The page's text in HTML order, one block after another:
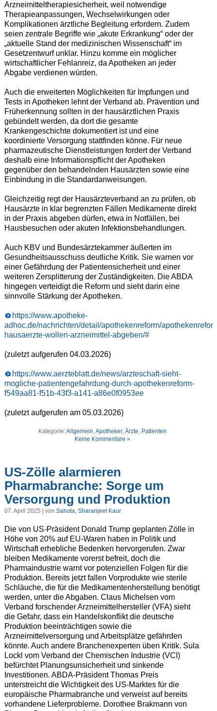
Arzneimitteltherapiesicherheit, weil notwendige
Therapieanpassungen, Wechselwirkungen oder
Komplikationen ärztliche Begleitung erfordern. Zudem
seien zentrale Begriffe wie „akute Erkrankung“ oder der
„aktuelle Stand der medizinischen Wissenschaft“ im
Gesetzentwurf unklar. Hinzu komme ein möglicher
wirtschaftlicher Fehlanreiz, da Apotheken an jeder
Abgabe verdienen würden.
Auch die erweiterten Möglichkeiten für Impfungen und
Tests in Apotheken lehnt der Verband ab. Prävention und
Früherkennung sollten in der hausärztlichen Praxis
gebündelt werden, da dort die gesamte
Krankengeschichte dokumentiert ist und eine
koordinierte Versorgung stattfinden könne. Für neue
pharmazeutische Dienstleistungen fordert der Verband
deshalb eine Informationspflicht der Apotheken
gegenüber den behandelnden Hausärzten sowie eine
Einbindung in die Standardanweisungen.
Gleichzeitig regt der Hausärzteverband an zu prüfen, ob
Hausärzte in klar begrenzten Fällen Medikamente direkt
in der Praxis abgeben dürfen, etwa in Notfällen, bei
Hausbesuchen oder akuten Infektionsbehandlungen.
Auch KBV und Bundesärztekammer äußerten im
Gesundheitsausschuss deutliche Kritik. Sie warnen vor
einer Gefährdung der Patientensicherheit und einer
weiteren Zersplitterung der Zuständigkeiten. Die ABDA
hingegen verteidigt die Reform und sieht darin eine
sinnvolle Stärkung der Apotheken.
https://www.apotheke-
adhoc.de/nachrichten/detail/apothekenreform/
hausaerzte-wollen-arzneimittel-abgeben/#
(zuletzt aufgerufen 04.03.2026)
https://www.aerzteblatt.de/news/arzteschaft-sieht-
mogliche-patientengefahrdung-durch-apothekenreform-
f549aa81-f51b-43f3-a141-a86e0f0953ee
(zuletzt aufgerufen am 05.03.2026)
Kategorie:Allgemein,Apotheker,Ärzte, Patienten
Keine Kommentare »
US-Zölle alarmieren
Pharmabranche: Sorge um
Versorgung und Produktion
07. April 2025 | von Sahota, Sharanjeet Kaur
Die von US-Präsident Donald Trump geplanten Zölle in
Höhe von 20% auf EU-Waren haben in Politik und
Wirtschaft erhebliche Bedenken hervorgerufen. Zwar
bleiben Medikamente vorerst befreit, doch die
Pharmaindustrie warnt vor potenziellen Folgen für die
Produktion. Bereits jetzt fallen Vorprodukte wie sterile
Schläuche, die für die Medikamentenherstellung benötigt
werden, unter die Abgaben. Claus Michelsen vom
Verband forschender Arzneimittelhersteller (VFA) sieht
die Gefahr, dass ein Handelskonflikt die deutsche
Produktion beeinträchtigen sowie die
Arzneimittelversorgung und Arbeitsplätze gefährden
könnte. Auch andere Branchenexperten üben Kritik. Sula
Lockl vom Verband der Chemischen Industrie (VCI)
befürchtet Planungsunsicherheit und sinkende
Investitionen. ABDA-Präsident Thomas Preis
unterstreicht die Wichtigkeit des US-Marktes für die
europäische Pharmabranche und verweist auf bereits
vorhandene Lieferprobleme. Dorothee Brakmann von